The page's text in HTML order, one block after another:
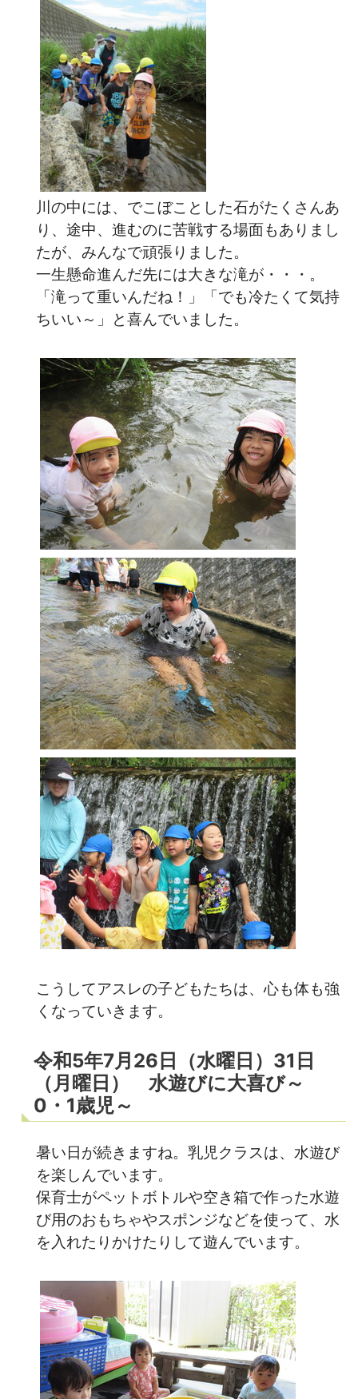
川の中には、でこぼことした石がたくさんあ
り、途中、進むのに苦戦する場面もありまし
たが、みんなで頑張りました。
一生懸命進んだ先には大きな滝が・・・。
「滝って重いんだね！」「でも冷たくて気持
ちいい～」と喜んでいました。
こうしてアスレの子どもたちは、心も体も強
くなっていきます。
令和5年7月26日（水曜日）31日
（月曜日） 水遊びに大喜び～
0・1歳児～
暑い日が続きますね。乳児クラスは、水遊び
を楽しんでいます。
保育士がペットボトルや空き箱で作った水遊
び用のおもちゃやスポンジなどを使って、水
を入れたりかけたりして遊んでいます。